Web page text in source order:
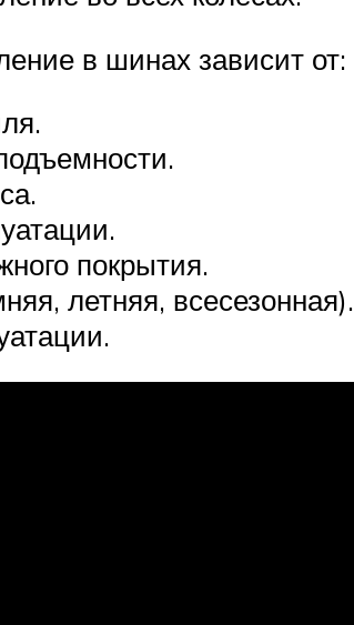
в шинах зависит от:
покрытия.
летняя, всесезонная).